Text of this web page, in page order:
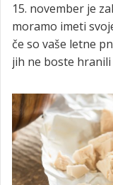
15. november je
moramo imeti
če so vaše letne
jih ne boste